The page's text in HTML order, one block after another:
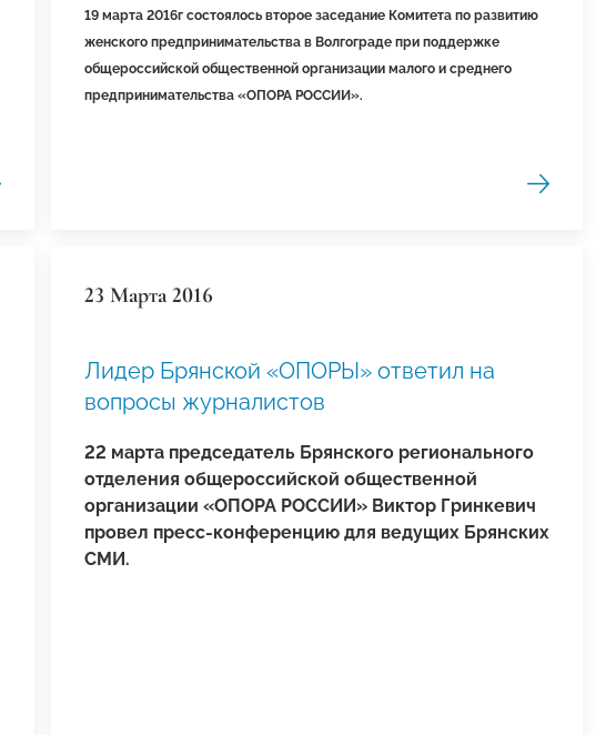
19 марта 2016г состоялось второе заседание Комитета по развитию
женского предпринимательства в Волгограде при поддержке
общероссийской общественной организации малого и среднего
предпринимательства «ОПОРА РОССИИ».
23 Марта 2016
Лидер Брянской «ОПОРЫ» ответил на
вопросы журналистов
22 марта председатель Брянского регионального
отделения общероссийской общественной
организации «ОПОРА РОССИИ» Виктор Гринкевич
провел пресс-конференцию для ведущих Брянских
СМИ.